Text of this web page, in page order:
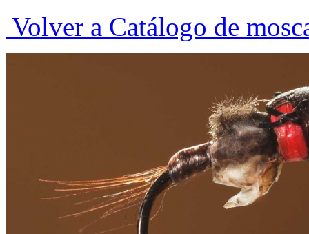
Volver a Catálogo de